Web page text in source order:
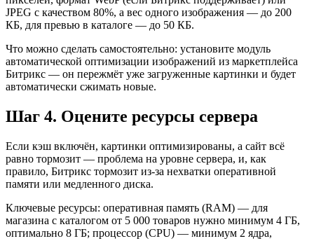
JPEG с качеством 80%, а вес одного изображения — до 200
КБ, для превью в каталоге — до 50 КБ.
Что можно сделать самостоятельно: установите модуль
автоматической оптимизации изображений из маркетплейса
Битрикс — он пережмёт уже загруженные картинки и будет
автоматически сжимать новые.
Шаг 4. Оцените ресурсы сервера
Если кэш включён, картинки оптимизированы, а сайт всё
равно тормозит — проблема на уровне сервера, и, как
правило, Битрикс тормозит из-за нехватки оперативной
памяти или медленного диска.
Ключевые ресурсы: оперативная память (RAM) — для
магазина с каталогом от 5 000 товаров нужно минимум 4 ГБ,
оптимально 8 ГБ; процессор (CPU) — минимум 2 ядра,